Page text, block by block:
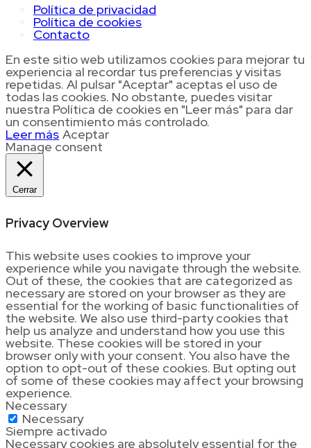
Política de privacidad
Política de cookies
Contacto
En este sitio web utilizamos cookies para mejorar tu
experiencia al recordar tus preferencias y visitas
repetidas. Al pulsar "Aceptar" aceptas el uso de
todas las cookies. No obstante, puedes visitar
nuestra Política de cookies en "Leer más" para dar
un consentimiento más controlado.
Leer más Aceptar
Manage consent
Cerrar
Privacy Overview
This website uses cookies to improve your
experience while you navigate through the website.
Out of these, the cookies that are categorized as
necessary are stored on your browser as they are
essential for the working of basic functionalities of
the website. We also use third-party cookies that
help us analyze and understand how you use this
website. These cookies will be stored in your
browser only with your consent. You also have the
option to opt-out of these cookies. But opting out
of some of these cookies may affect your browsing
experience.
Necessary
Necessary
Siempre activado
Necessary cookies are absolutely essential for the